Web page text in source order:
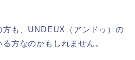
方も、UNDEUX（アンドゥ）の
方なのかもしれません。